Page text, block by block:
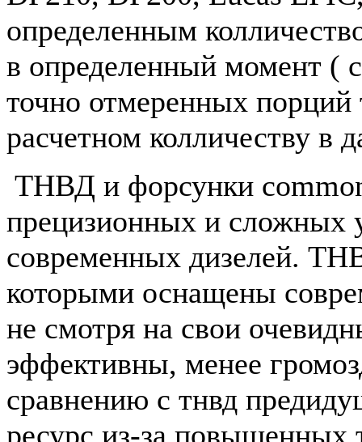
определенным
в определенный момент (
точно отмеренных
расчетном колличеству в
ТНВД и форсунки
прецизионных и сложных
современных дизелей.
которыми оснащены
не смотря на свои
эффективны, менее
сравнению с тнвд
ресурс из-за повышенных